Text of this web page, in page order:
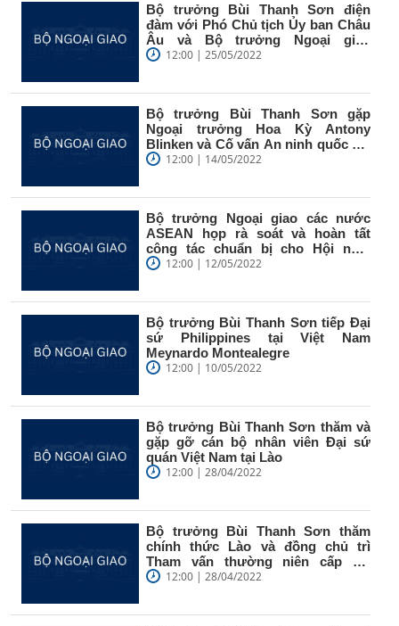
Bộ trưởng Bùi Thanh Sơn điện
đàm với Phó Chủ tịch Ủy ban Châu
Âu và Bộ trưởng Ngoại giao
Hungary
12:00 | 25/05/2022
Bộ trưởng Bùi Thanh Sơn gặp
Ngoại trưởng Hoa Kỳ Antony
Blinken và Cố vấn An ninh quốc gia
Hoa Kỳ...
12:00 | 14/05/2022
Bộ trưởng Ngoại giao các nước
ASEAN họp rà soát và hoàn tất
công tác chuẩn bị cho Hội nghị
Cấp...12:00 | 12/05/2022
Bộ trưởng Bùi Thanh Sơn tiếp Đại
sứ Philippines tại Việt Nam
Meynardo Montealegre
12:00 | 10/05/2022
Bộ trưởng Bùi Thanh Sơn thăm và
gặp gỡ cán bộ nhân viên Đại sứ
quán Việt Nam tại Lào
12:00 | 28/04/2022
Bộ trưởng Bùi Thanh Sơn thăm
chính thức Lào và đồng chủ trì
Tham vấn thường niên cấp Bộ
trưởng...
12:00 | 28/04/2022